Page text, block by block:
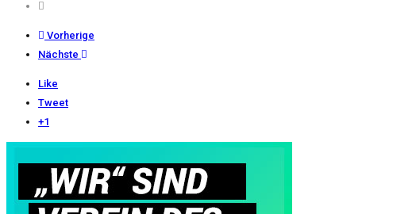
Vorherige
Nächste
Like
Tweet
+1